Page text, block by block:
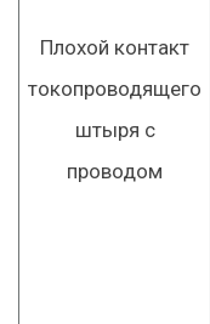
Плохой контакт
токопроводящего
штыря с
проводом